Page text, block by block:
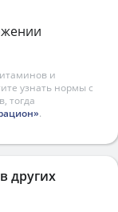
и
узнать нормы с
тогда
.
других